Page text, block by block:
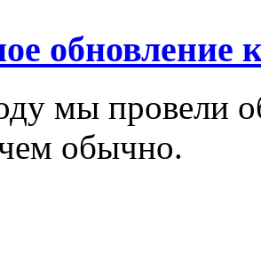
обновление
мы провели
обычно.